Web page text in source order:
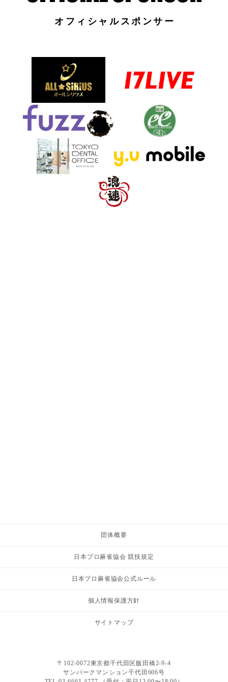
オフィシャルスポンサー
団体概要
日本プロ麻雀協会 競技規定
日本プロ麻雀協会公式ルール
個人情報保護方針
サイトマップ
〒102-0072東京都千代田区飯田橋2-9-4
サンパークマンション千代田606号